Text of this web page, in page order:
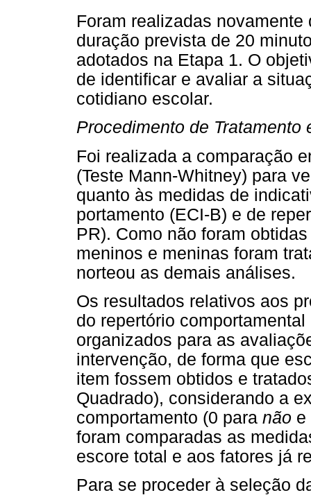
Foram realizadas
duração prevista de 20
adotados na Etapa 1. O
de identificar e avaliar a
cotidiano escolar.
Procedimento de Tratamento
Foi realizada a comparação
(Teste Mann-Whitney) para
quanto às medidas de
portamento (ECI-B) e de
PR). Como não foram
meninos e meninas foram
norteou as demais análises.
Os resultados relativos aos
do repertório
organizados para as
intervenção, de forma que
item fossem obtidos e
Quadrado), considerando a
comportamento (0 para não e
foram comparadas as
escore total e aos fatores já
Para se proceder à seleção